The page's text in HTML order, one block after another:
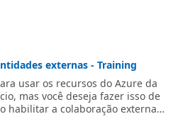
externas - Training
usar os recursos do Azure da
mas você deseja fazer isso de
habilitar a colaboração externa